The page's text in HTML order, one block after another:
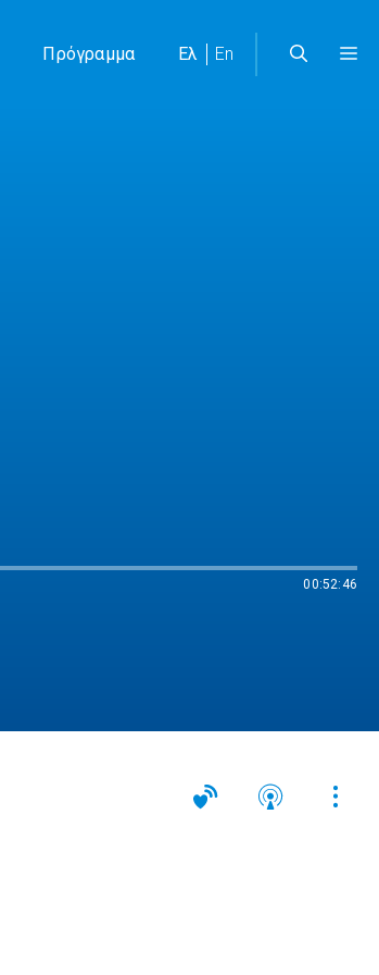
Πρόγραμμα Ελ En
00:52:46